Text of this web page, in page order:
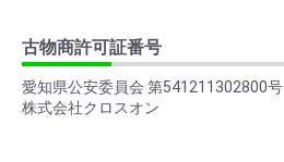
古物商許可証番号
愛知県公安委員会 第541211302800号
株式会社クロスオン